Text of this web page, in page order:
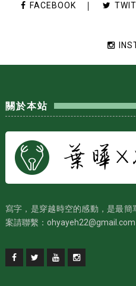
FACEBOOK
關於本站
寫字，是穿越時空的感動，是最
案請聯繫：ohyayeh22@gmail.com